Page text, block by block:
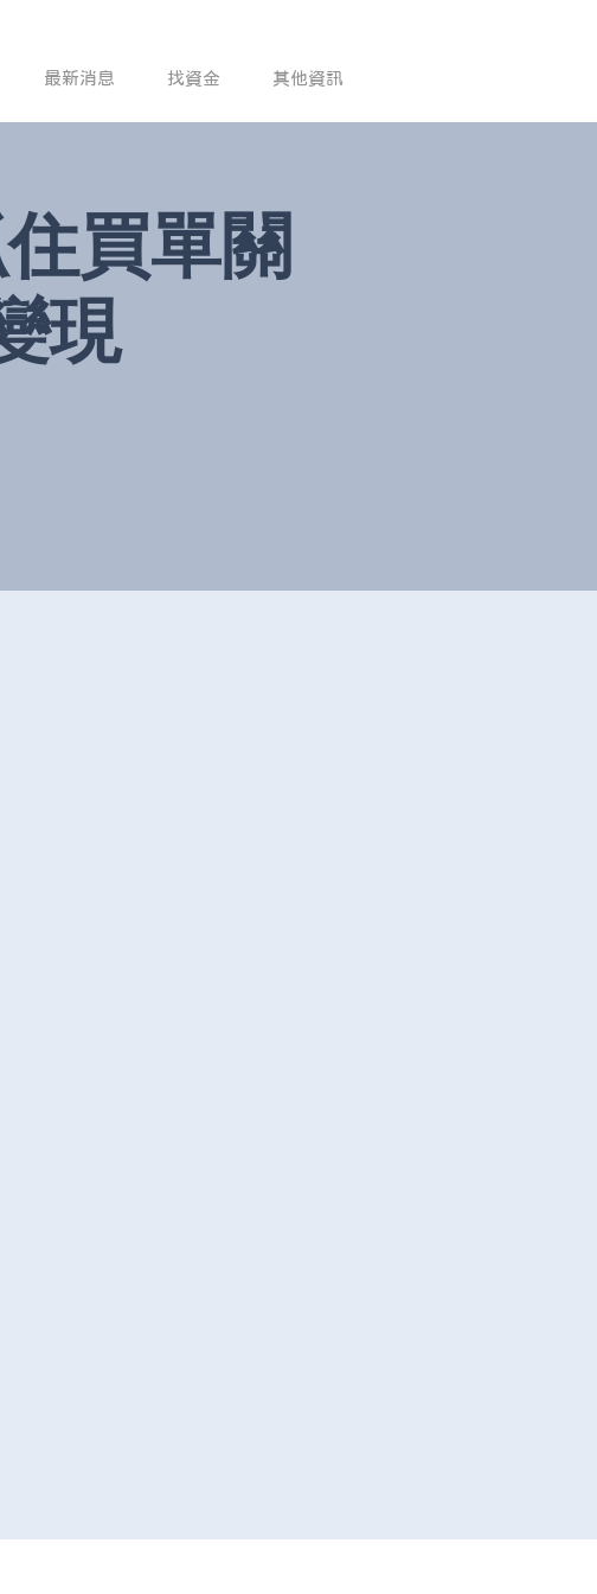
最新消息 找資金 其他資訊
買單關
現